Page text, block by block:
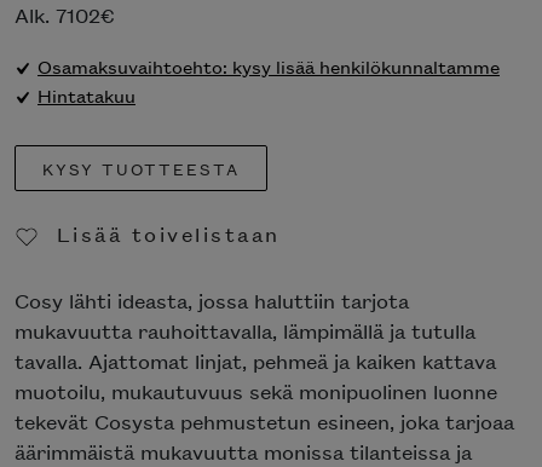
Alk. 7102€
Osamaksuvaihtoehto: kysy lisää henkilökunnaltamme
Hintatakuu
KYSY TUOTTEESTA
Lisää toivelistaan
Cosy lähti ideasta, jossa haluttiin tarjota
mukavuutta rauhoittavalla, lämpimällä ja tutulla
tavalla. Ajattomat linjat, pehmeä ja kaiken kattava
muotoilu, mukautuvuus sekä monipuolinen luonne
tekevät Cosysta pehmustetun esineen, joka tarjoaa
äärimmäistä mukavuutta monissa tilanteissa ja